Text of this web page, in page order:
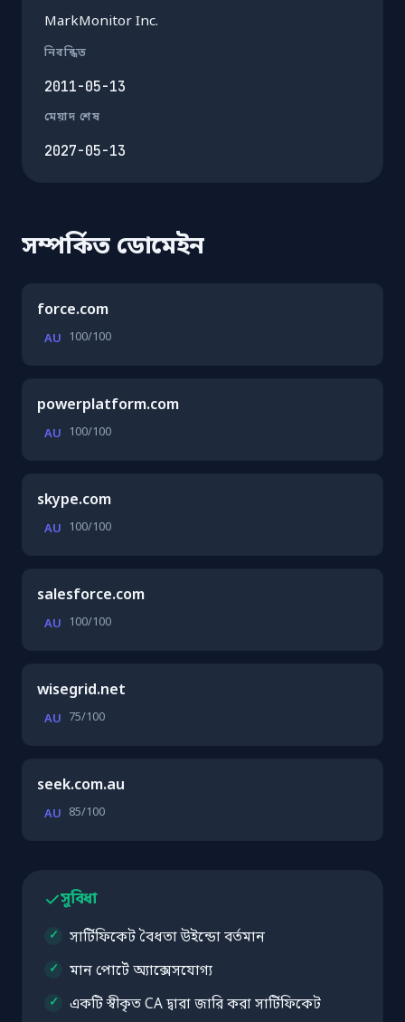
MarkMonitor Inc.
নিবন্ধিত
2011-05-13
মেয়াদ শেষ
2027-05-13
সম্পর্কিত ডোমেইন
force.com
AU 100/100
powerplatform.com
AU 100/100
skype.com
AU 100/100
salesforce.com
AU 100/100
wisegrid.net
AU 75/100
seek.com.au
AU 85/100
সুবিধা
সার্টিফিকেট বৈধতা উইন্ডো বর্তমান
মান পোর্টে অ্যাক্সেসযোগ্য
একটি স্বীকৃত CA দ্বারা জারি করা সার্টিফিকেট